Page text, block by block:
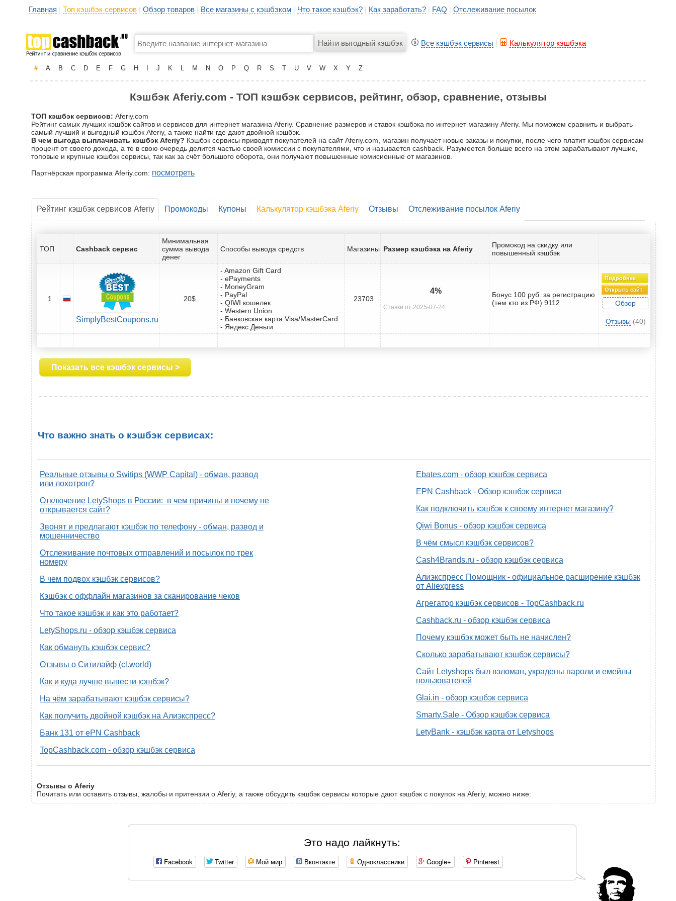
Главная | Топ кэшбэк сервисов | Обзор товаров | Все магазины с кэшбэком | Что такое кэшбэк? | Как заработать? | FAQ | Отслеживание посылок
Все кэшбэк сервисы Калькулятор кэшбэка
# A B C D E F G H J K L M N O P Q R S T U V W X Y Z
Кэшбэк Aferiy.com - ТОП кэшбэк сервисов, рейтинг, обзор, сравнение, отзывы
ТОП кэшбэк сервисов: Aferiy.com
Рейтинг самых лучших кэшбэк сайтов и сервисов для интернет магазина Aferiy. Сравнение размеров и ставок кэшбэка по интернет магазину Aferiy. Мы поможем сравнить и выбрать
самый лучший и выгодный кэшбэк Aferiy, а также найти где дают двойной кэшбэк.
В чем выгода выплачивать кэшбэк Aferiy? Кэшбэк сервисы приводят покупателей на сайт Aferiy.com, магазин получает новые заказы и покупки, после чего платит кэшбэк сервисам
процент от своего дохода, а те в свою очередь делится частью своей комиссии с покупателями, что и называется cashback. Разумеется больше всего на этом зарабатывают лучшие,
топовые и крупные кэшбэк сервисы, так как за счёт большого оборота, они получают повышенные комисионные от магазинов.
Партнёрская программа Aferiy.com: посмотреть
Рейтинг кэшбэк сервисов Aferiy Промокоды Купоны Калькулятор кэшбэка Aferiy Отзывы Отслеживание посылок Aferiy
ТОП Cashback сервис
Минимальная
сумма вывода
денег
Способы вывода средств Магазины Размер кэшбэка на Aferiy
Промокод на скидку или
повышенный кэшбэк
1
SimplyBestCoupons.ru
20$
- Amazon Gift Card
- ePayments
- MoneyGram
- PayPal
- QIWI кошелек
- Western Union
- Банковская карта Visa/MasterCard
- Яндекс.Деньги
23703
4%
Ставки от 2025-07-24
Бонус 100 руб. за регистрацию
(тем кто из РФ) 9112
Подробнее
Открыть сайт
Обзор
Отзывы (40)
Показать все кэшбэк сервисы >
Что важно знать о кэшбэк сервисах:
Реальные отзывы о Switips (WWP Capital) - обман, развод
или лохотрон?
Отключение LetyShops в России: в чем причины и почему не
открывается сайт?
Звонят и предлагают кэшбэк по телефону - обман, развод и
мошенничество
Отслеживание почтовых отправлений и посылок по трек
номеру
В чем подвох кэшбэк сервисов?
Кэшбэк с оффлайн магазинов за сканирование чеков
Что такое кэшбэк и как это работает?
LetyShops.ru - обзор кэшбэк сервиса
Как обмануть кэшбэк сервис?
Отзывы о Ситилайф (cl.world)
Как и куда лучше вывести кэшбэк?
На чём зарабатывают кэшбэк сервисы?
Как получить двойной кэшбэк на Алиэкспресс?
Банк 131 от ePN Cashback
TopCashback.com - обзор кэшбэк сервиса
Ebates.com - обзор кэшбэк сервиса
EPN Cashback - Обзор кэшбэк сервиса
Как подключить кэшбэк к своему интернет магазину?
Qiwi Bonus - обзор кэшбэк сервиса
В чём смысл кэшбэк сервисов?
Cash4Brands.ru - обзор кэшбэк сервиса
Алиэкспресс Помощник - официальное расширение кэшбэк
от Aliexpress
Агрегатор кэшбэк сервисов - TopCashback.ru
Cashback.ru - обзор кэшбэк сервиса
Почему кэшбэк может быть не начислен?
Сколько зарабатывают кэшбэк сервисы?
Сайт Letyshops был взломан, украдены пароли и емейлы
пользователей
Glai.in - обзор кэшбэк сервиса
Smarty.Sale - Обзор кэшбэк сервиса
LetyBank - кэшбэк карта от Letyshops
Отзывы о Aferiy
Почитать или оставить отзывы, жалобы и притензии о Aferiy, а также обсудить кэшбэк сервисы которые дают кэшбэк с покупок на Aferiy, можно ниже:
Это надо лайкнуть:
Facebook Twitter Мой мир Вконтакте Одноклассники Google+ Pinterest